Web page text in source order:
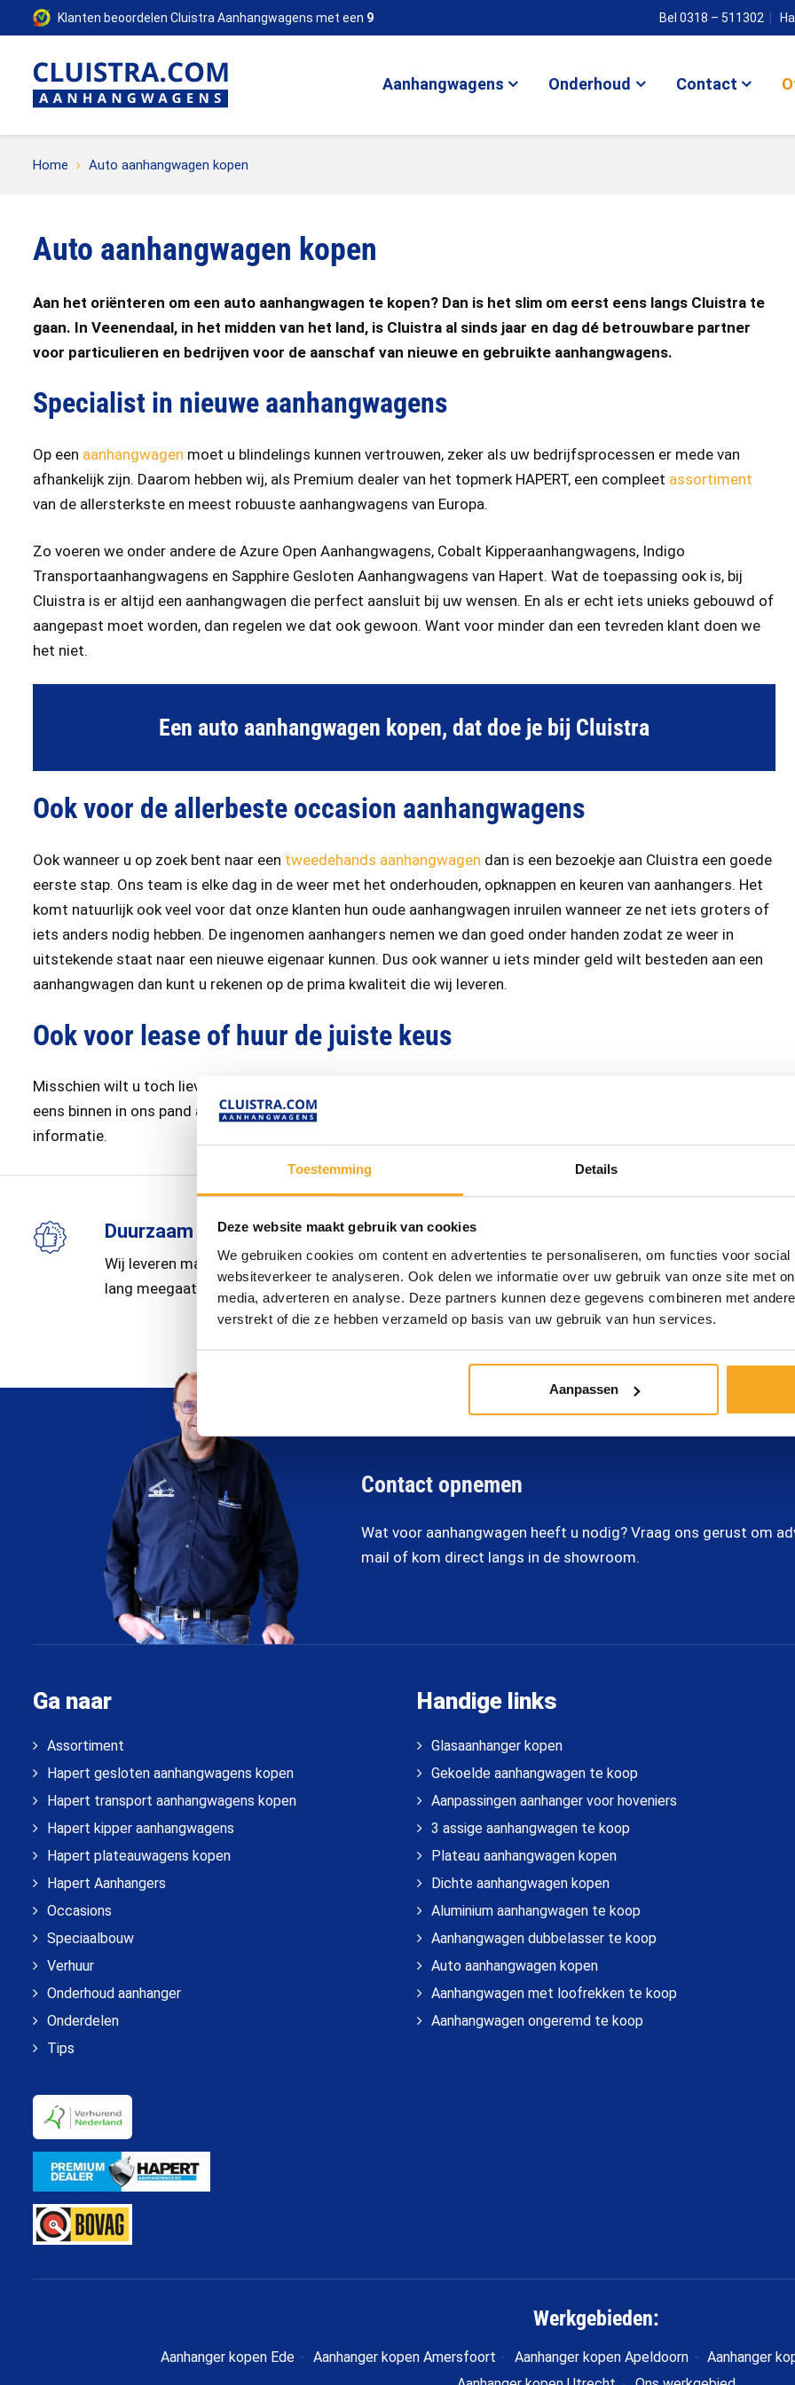
Toestemming Details
Deze website maakt gebruik van cookies
We gebruiken cookies om content en advertenties te personaliseren, om functies voor
websiteverkeer te analyseren. Ook delen we informatie over uw gebruik van onze site met
media, adverteren en analyse. Deze partners kunnen deze gegevens combineren met
verstrekt of die ze hebben verzameld op basis van uw gebruik van hun services.
Aanpassen
Klanten beoordelen Cluistra Aanhangwagens met een 9 Bel 0318 – 511302
Aanhangwagens Onderhoud Contact
Home Auto aanhangwagen kopen
Auto aanhangwagen kopen
Aan het oriënteren om een auto aanhangwagen te kopen? Dan is het slim om eerst eens langs Cluistra te
gaan. In Veenendaal, in het midden van het land, is Cluistra al sinds jaar en dag dé betrouwbare partner
voor particulieren en bedrijven voor de aanschaf van nieuwe en gebruikte aanhangwagens.
Specialist in nieuwe aanhangwagens
Op een aanhangwagen moet u blindelings kunnen vertrouwen, zeker als uw bedrijfsprocessen er mede van
afhankelijk zijn. Daarom hebben wij, als Premium dealer van het topmerk HAPERT, een compleet assortiment
van de allersterkste en meest robuuste aanhangwagens van Europa.
Zo voeren we onder andere de Azure Open Aanhangwagens, Cobalt Kipperaanhangwagens, Indigo
Transportaanhangwagens en Sapphire Gesloten Aanhangwagens van Hapert. Wat de toepassing ook is, bij
Cluistra is er altijd een aanhangwagen die perfect aansluit bij uw wensen. En als er echt iets unieks gebouwd of
aangepast moet worden, dan regelen we dat ook gewoon. Want voor minder dan een tevreden klant doen we
het niet.
Een auto aanhangwagen kopen, dat doe je bij Cluistra
Ook voor de allerbeste occasion aanhangwagens
Ook wanneer u op zoek bent naar een tweedehands aanhangwagen dan is een bezoekje aan Cluistra een goede
eerste stap. Ons team is elke dag in de weer met het onderhouden, opknappen en keuren van aanhangers. Het
komt natuurlijk ook veel voor dat onze klanten hun oude aanhangwagen inruilen wanneer ze net iets groters of
iets anders nodig hebben. De ingenomen aanhangers nemen we dan goed onder handen zodat ze weer in
uitstekende staat naar een nieuwe eigenaar kunnen. Dus ook wanner u iets minder geld wilt besteden aan een
aanhangwagen dan kunt u rekenen op de prima kwaliteit die wij leveren.
Ook voor lease of huur de juiste keus
Misschien wilt u toch liever een
eens binnen in ons pand aan de Rondweg-West in Veenendaal, of neem
informatie.
Duurzaam
Wij leveren materiaal dat
lang meegaat.
Kwaliteit
Materiaal van goede
kwaliteit is belangrijk bij uw
werk.
Geen lange
doordat wij veel
voorraad
Contact opnemen
Wat voor aanhangwagen heeft u nodig? Vraag ons gerust om
mail of kom direct langs in de showroom.
Ga naar
Assortiment
Hapert gesloten aanhangwagens kopen
Hapert transport aanhangwagens kopen
Hapert kipper aanhangwagens
Hapert plateauwagens kopen
Hapert Aanhangers
Occasions
Speciaalbouw
Verhuur
Onderhoud aanhanger
Onderdelen
Tips
Handige links
Glasaanhanger kopen
Gekoelde aanhangwagen te koop
Aanpassingen aanhanger voor hoveniers
3 assige aanhangwagen te koop
Plateau aanhangwagen kopen
Dichte aanhangwagen kopen
Aluminium aanhangwagen te koop
Aanhangwagen dubbelasser te koop
Auto aanhangwagen kopen
Aanhangwagen met loofrekken te koop
Aanhangwagen ongeremd te koop
Werkgebieden:
Aanhanger kopen Ede Aanhanger kopen Amersfoort Aanhanger kopen Apeldoorn
Aanhanger